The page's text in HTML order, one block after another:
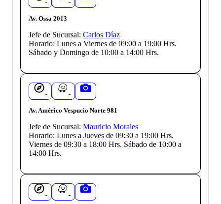
Av. Ossa 2013
Jefe de Sucursal: Carlos Díaz
Horario: Lunes a Viernes de 09:00 a 19:00 Hrs.
Sábado y Domingo de 10:00 a 14:00 Hrs.
Av. Américo Vespucio Norte 981
Jefe de Sucursal: Mauricio Morales
Horario: Lunes a Jueves de 09:30 a 19:00 Hrs.
Viernes de 09:30 a 18:00 Hrs. Sábado de 10:00 a
14:00 Hrs.